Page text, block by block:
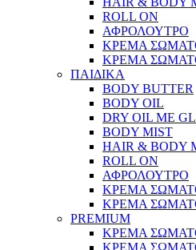
ROLL ON
ΑΦΡΟΛΟΥΤΡΟ
ΚΡΕΜΑ
ΚΡΕΜΑ
ΠΑΙΔΙΚΑ
BODY BUTTER
BODY OIL
DRY OIL ΜΕ
BODY MIST
HAIR & BODY
ROLL ON
ΑΦΡΟΛΟΥΤΡΟ
ΚΡΕΜΑ
ΚΡΕΜΑ
PREMIUM
ΚΡΕΜΑ
ΚΡΕΜΑ